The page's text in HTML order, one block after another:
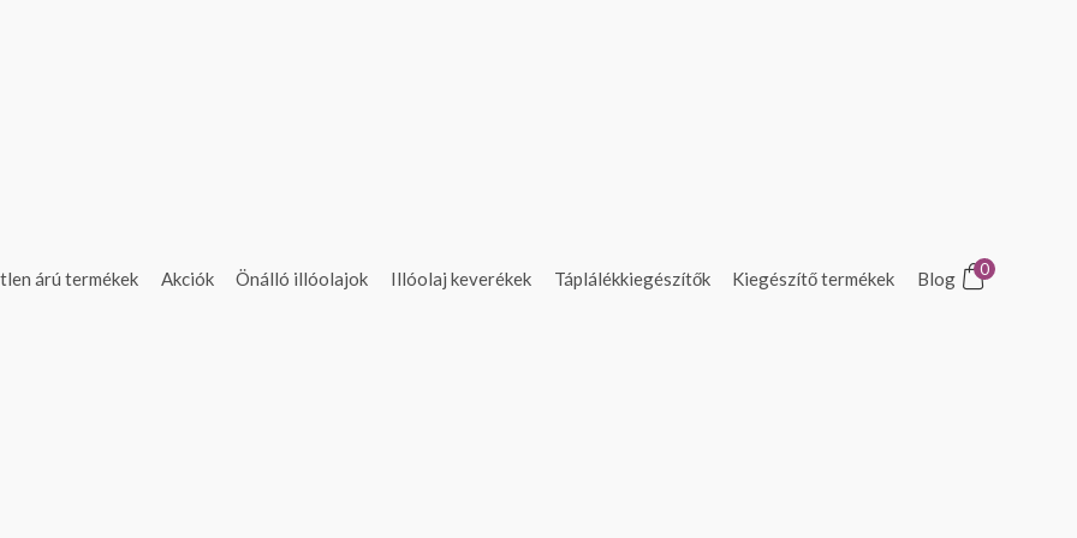
árú termékek Akciók Önálló illóolajok Illóolaj keverékek Táplálékkiegészítők Kiegészítő termékek Blog 0